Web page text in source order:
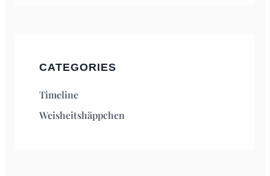
CATEGORIES
Timeline
Weisheitshäppchen